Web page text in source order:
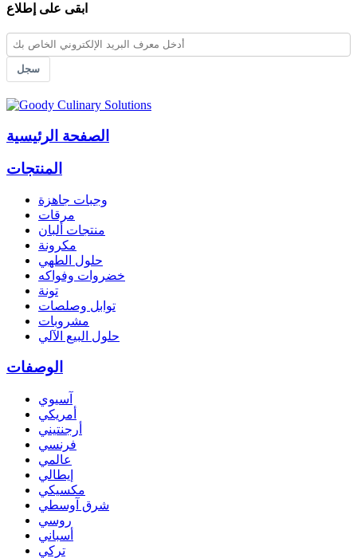
ابقى على إطلاع
سجل
الصفحة الرئيسية
المنتجات
وجبات جاهزة
مرقات
منتجات ألبان
مكرونة
حلول الطهي
خضروات وفواكه
تونة
توابل وصلصات
مشروبات
حلول البيع الآلي
الوصفات
آسيوي
أمريكي
أرجنتيني
فرنسي
عالمي
إيطالي
مكسيكي
شرق آوسطي
روسي
أسباني
تركي